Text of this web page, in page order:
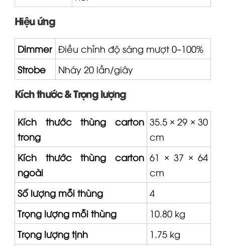
Hiệu ứng
Dimmer Điều chỉnh độ sáng mượt 0–100%
Strobe
Nháy 20 lần/giây
Kích thước & Trọng lượng
Kích thước thùng carton
trong
35.5 × 29 × 30
cm
Kích thước thùng carton
ngoài
61 × 37 × 64
cm
Số lượng mỗi thùng
4
Trọng lượng mỗi thùng
10.80 kg
Trọng lượng tịnh
1.75 kg